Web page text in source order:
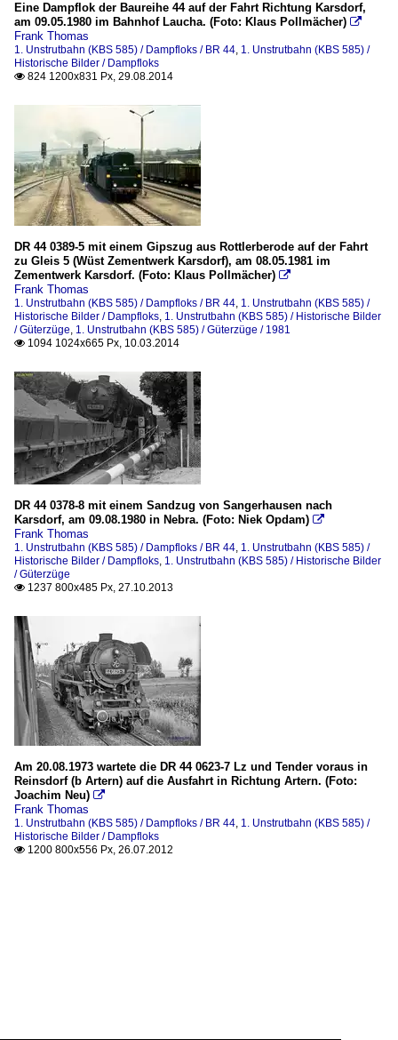
Eine Dampflok der Baureihe 44 auf der Fahrt Richtung Karsdorf,
am 09.05.1980 im Bahnhof Laucha. (Foto: Klaus Pollmächer) 
Frank Thomas
1. Unstrutbahn (KBS 585) / Dampfloks / BR 44, 1. Unstrutbahn (KBS 585) /
Historische Bilder / Dampfloks
 824 1200x831 Px, 29.08.2014
DR 44 0389-5 mit einem Gipszug aus Rottlerberode auf der Fahrt
zu Gleis 5 (Wüst Zementwerk Karsdorf), am 08.05.1981 im
Zementwerk Karsdorf. (Foto: Klaus Pollmächer) 
Frank Thomas
1. Unstrutbahn (KBS 585) / Dampfloks / BR 44, 1. Unstrutbahn (KBS 585) /
Historische Bilder / Dampfloks, 1. Unstrutbahn (KBS 585) / Historische Bilder
/ Güterzüge, 1. Unstrutbahn (KBS 585) / Güterzüge / 1981
 1094 1024x665 Px, 10.03.2014
DR 44 0378-8 mit einem Sandzug von Sangerhausen nach
Karsdorf, am 09.08.1980 in Nebra. (Foto: Niek Opdam) 
Frank Thomas
1. Unstrutbahn (KBS 585) / Dampfloks / BR 44, 1. Unstrutbahn (KBS 585) /
Historische Bilder / Dampfloks, 1. Unstrutbahn (KBS 585) / Historische Bilder
/ Güterzüge
 1237 800x485 Px, 27.10.2013
Am 20.08.1973 wartete die DR 44 0623-7 Lz und Tender voraus in
Reinsdorf (b Artern) auf die Ausfahrt in Richtung Artern. (Foto:
Joachim Neu) 
Frank Thomas
1. Unstrutbahn (KBS 585) / Dampfloks / BR 44, 1. Unstrutbahn (KBS 585) /
Historische Bilder / Dampfloks
 1200 800x556 Px, 26.07.2012